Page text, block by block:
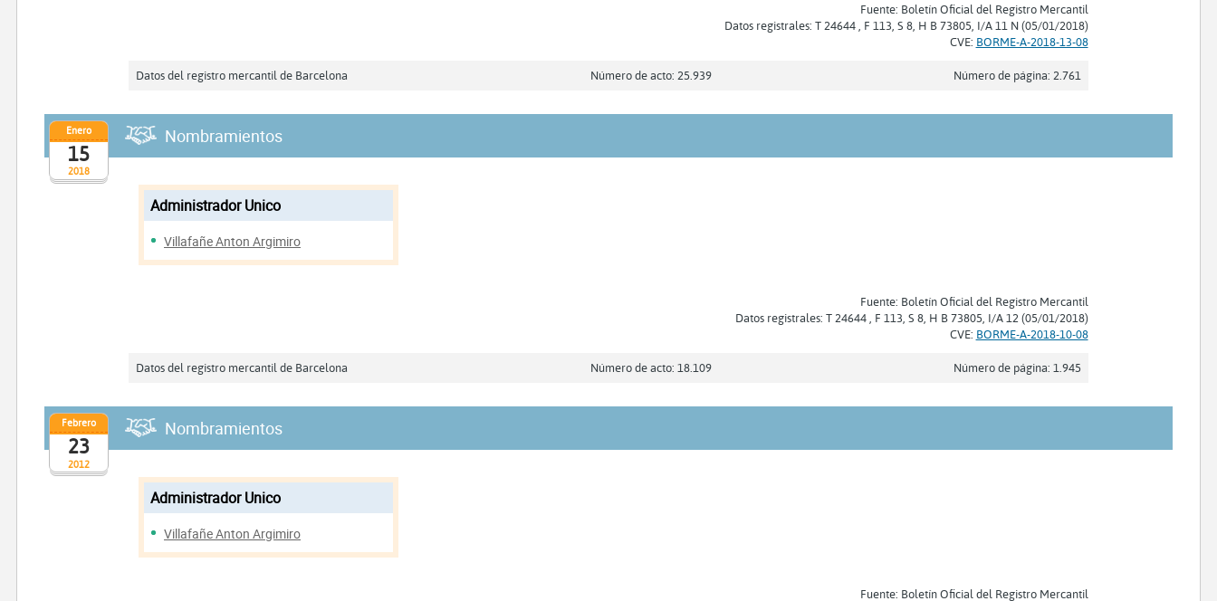
Fuente: Boletín Oficial del Registro Mercantil
Datos registrales: T 24644 , F 113, S 8, H B 73805, I/A 11 N (05/01/2018)
CVE: BORME-A-2018-13-08
Datos del registro mercantil de Barcelona Número de acto: 25.939 Número de página: 2.761
2018
Enero
15
Nombramientos
Administrador Unico
Villafañe Anton Argimiro
Fuente: Boletín Oficial del Registro Mercantil
Datos registrales: T 24644 , F 113, S 8, H B 73805, I/A 12 (05/01/2018)
CVE: BORME-A-2018-10-08
Datos del registro mercantil de Barcelona Número de acto: 18.109 Número de página: 1.945
2012
Febrero
23
Nombramientos
Administrador Unico
Villafañe Anton Argimiro
Fuente: Boletín Oficial del Registro Mercantil